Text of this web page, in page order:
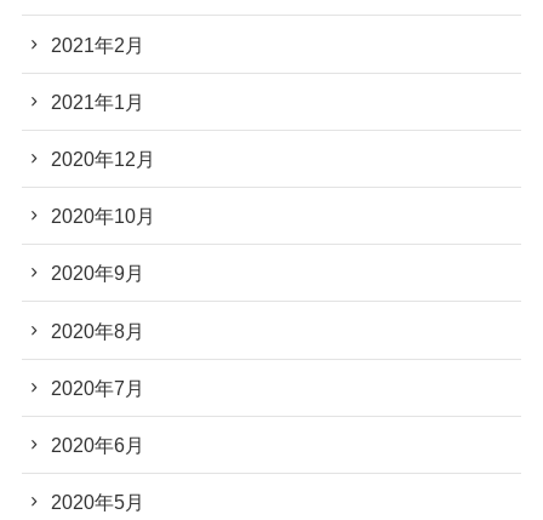
2021年2月
2021年1月
2020年12月
2020年10月
2020年9月
2020年8月
2020年7月
2020年6月
2020年5月